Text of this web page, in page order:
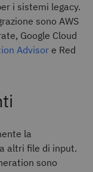
i sistemi legacy.
sono AWS
Google Cloud
Advisore Red
la
altri file di input.
sono